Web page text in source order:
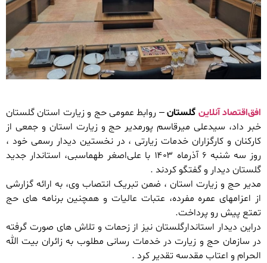
افق‌اقتصاد آنلاین گلستان– روابط عمومی حج و زیارت استان گلستان
خبر داد، سیدعلی میرقاسم پورمدیر حج و زیارت استان و جمعی از
کارکنان و کارگزاران خدمات زیارتی ، در نخستین دیدار رسمی خود ،
روز سه شنبه ۶ آذرماه ۱۴۰۳ با علی‌اصغر طهماسبی، استاندار جدید
گلستان دیدار و گفتگو کردند .
مدیر حج و زیارت استان ، ضمن تبریک انتصاب وی، به ارائه گزارشی
از اعزامهای عمره مفرده، عتبات عالیات و همچنین برنامه های حج
تمتع پیش رو پرداخت.
دراین دیدار استاندارگلستان نیز از زحمات و تلاش های صورت گرفته
در سازمان حج و زیارت در خدمات رسانی مطلوب به زائران بیت الله
الحرام و اعتاب مقدسه تقدیر کرد .